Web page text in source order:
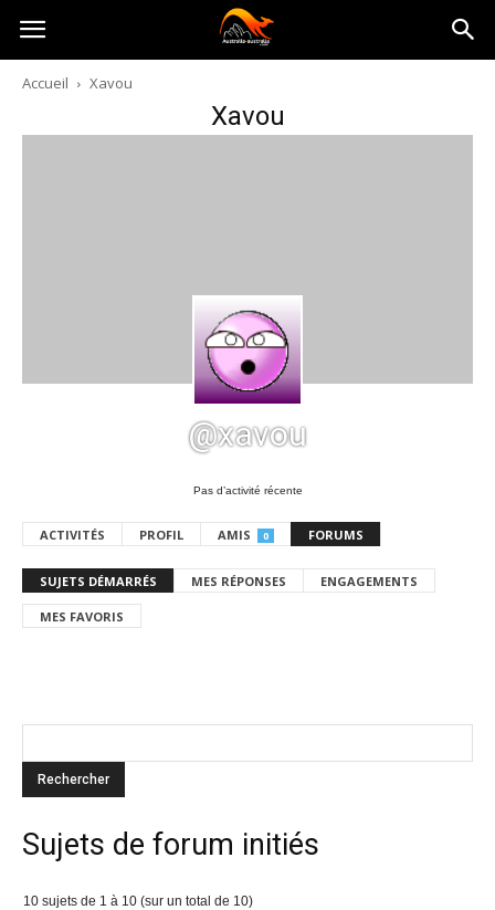
Australia-
australie.com
Accueil Xavou
Xavou
@xavou
Pas d’activité récente
ACTIVITÉS PROFIL AMIS 0 FORUMS
SUJETS DÉMARRÉS MES RÉPONSES ENGAGEMENTS
MES FAVORIS
Sujets de forum initiés
10 sujets de 1 à 10 (sur un total de 10)